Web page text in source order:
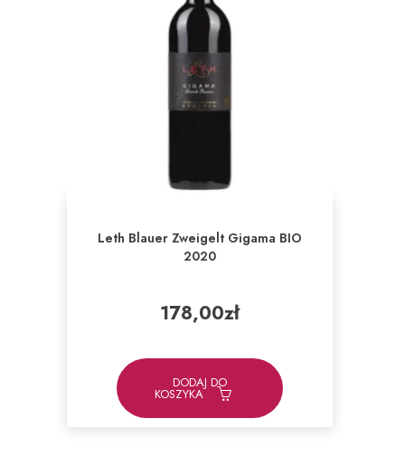
Leth Blauer Zweigelt Gigama BIO
2020
178,00zł
DODAJ DO
KOSZYKA